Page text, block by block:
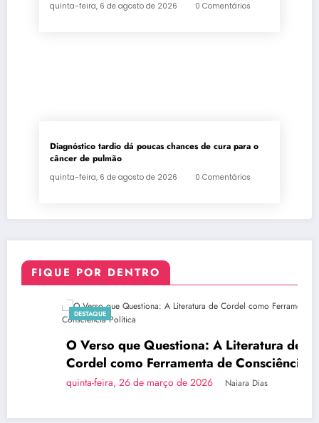
quinta-feira, 6 de agosto de 2026 0 Comentários
Diagnóstico tardio dá poucas chances de cura para o
câncer de pulmão
quinta-feira, 6 de agosto de 2026 0 Comentários
FIQUE POR DENTRO
DESTAQUE
O Verso que Questiona: A Literatura de
Cordel como Ferramenta de Consciência
Política
quinta-feira, 26 de março de 2026 Naiara Dias